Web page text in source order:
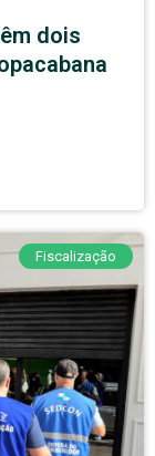
dois
Fiscalização